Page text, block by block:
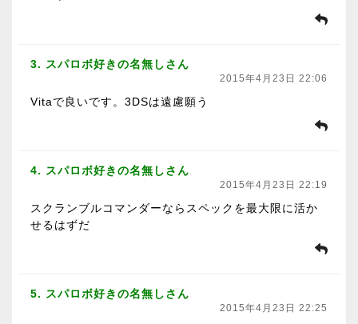
3. スパロボ好きの名無しさん
2015年4月23日 22:06
Vitaで良いです。3DSは遠慮願う
4. スパロボ好きの名無しさん
2015年4月23日 22:19
スクランブルコマンダーならスペックを最大限に活か
せるはずだ
5. スパロボ好きの名無しさん
2015年4月23日 22:25